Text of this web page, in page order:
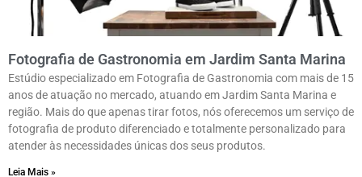
Fotografia de Gastronomia em Jardim Santa Marina
Estúdio especializado em Fotografia de Gastronomia com mais de 15
anos de atuação no mercado, atuando em Jardim Santa Marina e
região. Mais do que apenas tirar fotos, nós oferecemos um serviço de
fotografia de produto diferenciado e totalmente personalizado para
atender às necessidades únicas dos seus produtos.
Leia Mais »